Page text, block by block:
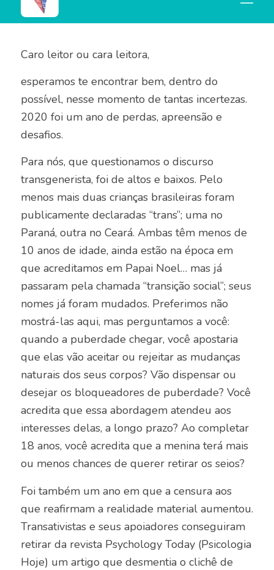
Caro leitor ou cara leitora,
esperamos te encontrar bem, dentro do
possível, nesse momento de tantas incertezas.
2020 foi um ano de perdas, apreensão e
desafios.
Para nós, que questionamos o discurso
transgenerista, foi de altos e baixos. Pelo
menos mais duas crianças brasileiras foram
publicamente declaradas “trans”; uma no
Paraná, outra no Ceará. Ambas têm menos de
10 anos de idade, ainda estão na época em
que acreditamos em Papai Noel… mas já
passaram pela chamada “transição social”; seus
nomes já foram mudados. Preferimos não
mostrá-las aqui, mas perguntamos a você:
quando a puberdade chegar, você apostaria
que elas vão aceitar ou rejeitar as mudanças
naturais dos seus corpos? Vão dispensar ou
desejar os bloqueadores de puberdade? Você
acredita que essa abordagem atendeu aos
interesses delas, a longo prazo? Ao completar
18 anos, você acredita que a menina terá mais
ou menos chances de querer retirar os seios?
Foi também um ano em que a censura aos
que reafirmam a realidade material aumentou.
Transativistas e seus apoiadores conseguiram
retirar da revista Psychology Today (Psicologia
Hoje) um artigo que desmentia o clichê de